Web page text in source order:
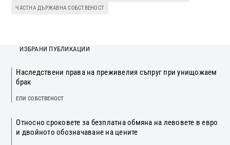
ЧАСТНА ДЪРЖАВНА СОБСТВЕНОСТ
ИЗБРАНИ ПУБЛИКАЦИИ
Наследствени права на преживелия съпруг при унищожаем
брак
ЕПИ СОБСТВЕНОСТ
Относно сроковете за безплатна обмяна на левовете в евро
и двойното обозначаване на цените